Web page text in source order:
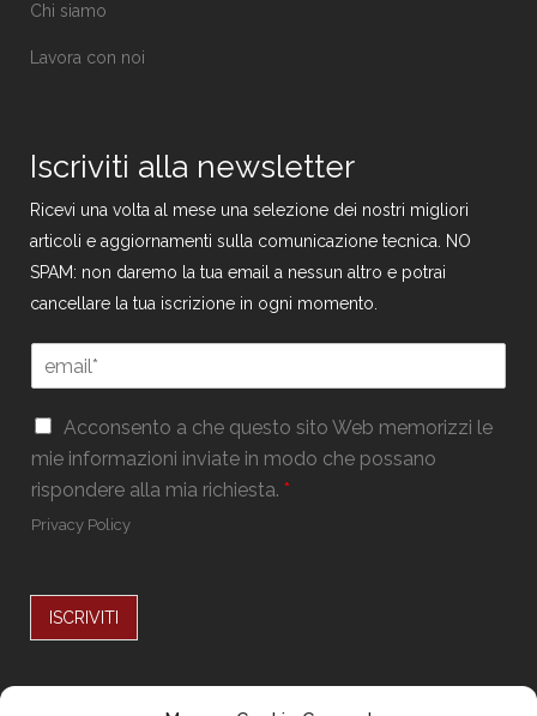
Chi siamo
Lavora con noi
Iscriviti alla newsletter
Ricevi una volta al mese una selezione dei nostri migliori
articoli e aggiornamenti sulla comunicazione tecnica. NO
SPAM: non daremo la tua email a nessun altro e potrai
cancellare la tua iscrizione in ogni momento.
m
l
*
E
m
a
i
*
G
P
R
*
Acconsento a che questo sito Web memorizzi le
mie informazioni inviate in modo che possano
rispondere alla mia richiesta. *
Privacy Policy
ISCRIVITI